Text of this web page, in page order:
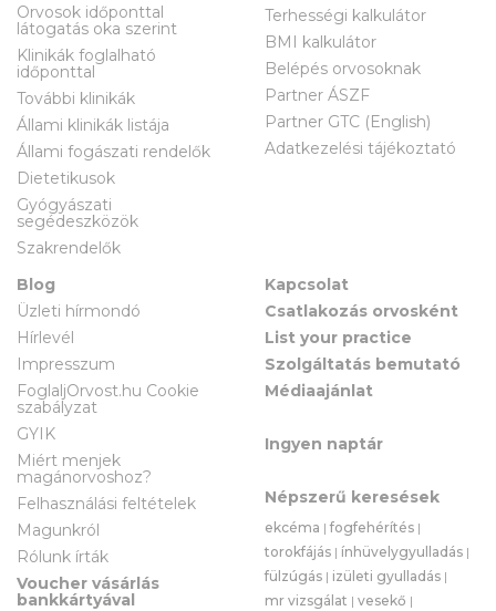
Orvosok időponttal
látogatás oka szerint
Klinikák foglalható
időponttal
További klinikák
Állami klinikák listája
Állami fogászati rendelők
Dietetikusok
Gyógyászati
segédeszközök
Szakrendelők
Terhességi kalkulátor
BMI kalkulátor
Belépés orvosoknak
Partner ÁSZF
Partner GTC (English)
Adatkezelési tájékoztató
Blog
Üzleti hírmondó
Hírlevél
Impresszum
FoglaljOrvost.hu Cookie
szabályzat
GYIK
Miért menjek
magánorvoshoz?
Felhasználási feltételek
Magunkról
Rólunk írták
Voucher vásárlás
bankkártyával
Kapcsolat
Csatlakozás orvosként
List your practice
Szolgáltatás bemutató
Médiaajánlat
Ingyen naptár
Népszerű keresések
ekcéma |fogfehérítés |
torokfájás | ínhüvelygyulladás |
fülzúgás | izületi gyulladás |
mr vizsgálat | vesekő |